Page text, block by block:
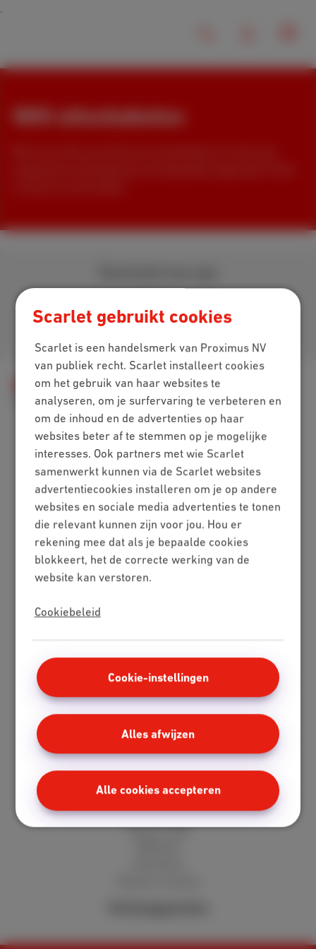
Wifi uitschakelen
Scarlet gebruikt cookies
Scarlet is een handelsmerk van Proximus NV
van publiek recht. Scarlet installeert cookies
om het gebruik van haar websites te
analyseren, om je surfervaring te verbeteren en
om de inhoud en de advertenties op haar
websites beter af te stemmen op je mogelijke
interesses. Ook partners met wie Scarlet
samenwerkt kunnen via de Scarlet websites
advertentiecookies installeren om je op andere
websites en sociale media advertenties te tonen
die relevant kunnen zijn voor jou. Hou er
rekening mee dat als je bepaalde cookies
blokkeert, het de correcte werking van de
website kan verstoren.
Cookiebeleid
Cookie-instellingen
Alles afwijzen
Alle cookies accepteren
Hulp Internet
Internet thuis
Wifi-netwerk
Wifi uitschakelen
Packs
Internet + mobiel
Internet + tv + mobiel
Internet + tv + vaste lijn
Digitale tv
Mobile
Red 5 GB
Cherry 20 GB
Hot 50 GB
Klantenzone
MyScarlet
Hulp en FAQ